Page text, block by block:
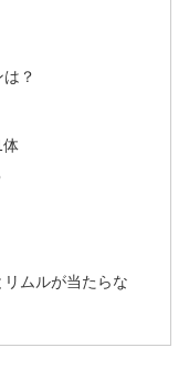
？
体
ムルが当たらな